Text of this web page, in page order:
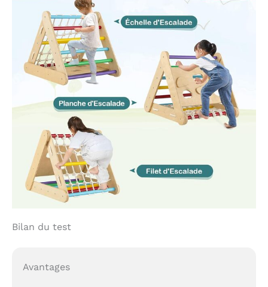
Bilan du test
Avantages